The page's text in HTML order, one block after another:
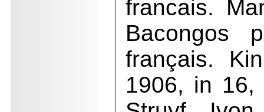
francais.
Bacongos
français.
1906, in 16,